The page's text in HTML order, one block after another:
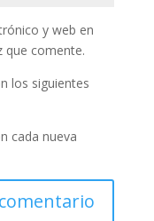
y web en
que comente.
los siguientes
cada nueva